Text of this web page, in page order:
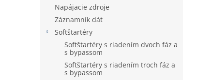
Napájacie zdroje
Záznamník dát
Softštartéry
Softštartéry s riadením dvoch fáz a
s bypassom
Softštartéry s riadením troch fáz a
s bypassom